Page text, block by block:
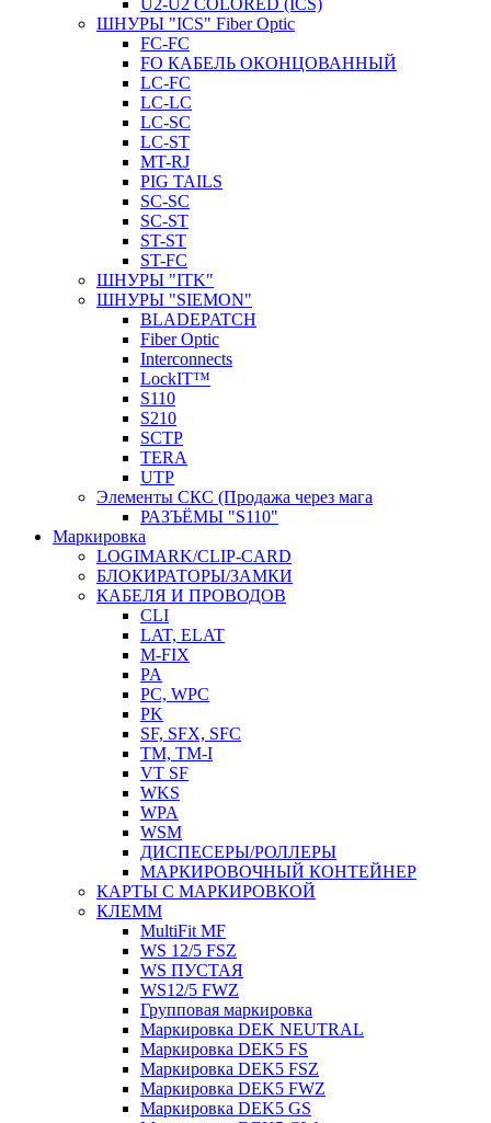
ШНУРЫ "ICS" Fiber Optic
FC-FC
FO КАБЕЛЬ ОКОНЦОВАННЫЙ
LC-FC
LC-LC
LC-SC
LС-ST
MT-RJ
PIG TAILS
SC-SC
SC-ST
ST-ST
ST-FC
ШНУРЫ "ITK"
ШНУРЫ "SIEMON"
BLADEPATCH
Fiber Optic
Interconnects
LockIT™
S110
S210
SCTP
TERA
UTP
Элементы СКС (Продажа через мага
РАЗЪЁМЫ "S110"
Маркировка
LOGIMARK/CLIP-CARD
БЛОКИРАТОРЫ/ЗАМКИ
КАБЕЛЯ И ПРОВОДОВ
CLI
LAT, ELAT
M-FIX
PA
PC, WРС
PK
SF, SFX, SFC
TM, TM-I
VT SF
WKS
WPA
WSM
ДИСПЕСЕРЫ/РОЛЛЕРЫ
МАРКИРОВОЧНЫЙ КОНТЕЙНЕР
КАРТЫ С МАРКИРОВКОЙ
КЛЕММ
MultiFit MF
WS 12/5 FSZ
WS ПУСТАЯ
WS12/5 FWZ
Групповая маркировка
Маркировка DEK NEUTRAL
Маркировка DEK5 FS
Маркировка DEK5 FSZ
Маркировка DEK5 FWZ
Маркировка DEK5 GS